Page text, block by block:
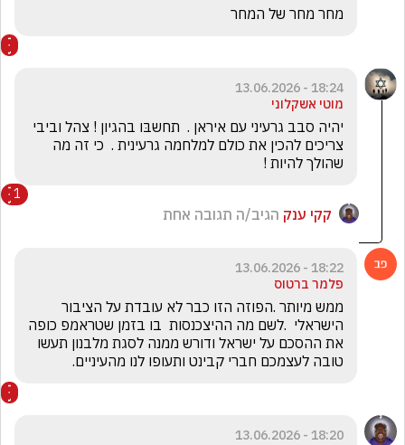
מחר מחר של המחר
18:24 - 13.06.2026
מוטי אשקלוני
שהולך להיות !
1
קקי ענק הגיב/ה תגובה אחת
18:22 - 13.06.2026
פלמר ברטוס
טובה לעצמכם חברי קבינט ותעופו לנו מהעיניים.
18:20 - 13.06.2026